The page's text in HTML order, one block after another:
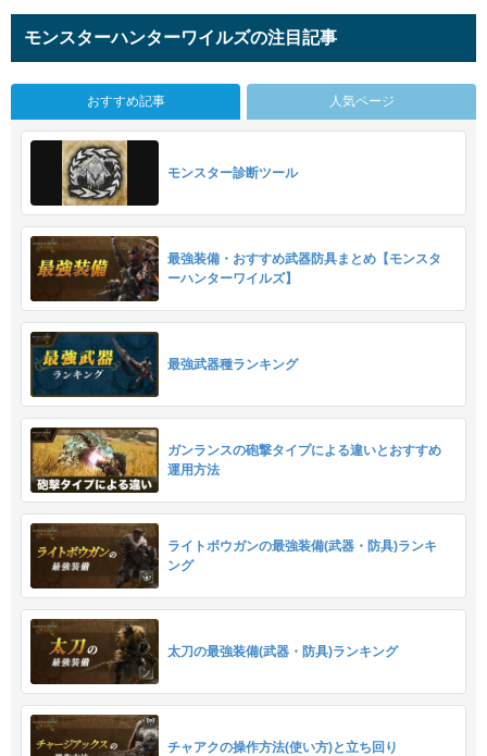
モンスターハンターワイルズの注目記事
おすすめ記事 人気ページ
モンスター診断ツール
最強装備・おすすめ武器防具まとめ【モンスタ
ーハンターワイルズ】
最強武器種ランキング
ガンランスの砲撃タイプによる違いとおすすめ
運用方法
ライトボウガンの最強装備(武器・防具)ランキ
ング
太刀の最強装備(武器・防具)ランキング
チャアクの操作方法(使い方)と立ち回り